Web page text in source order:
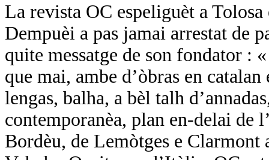
La revista OC espeliguèt a
Dempuèi a pas jamai arrestat de
quite messatge de son fondator :
que mai, ambe d’òbras en
lengas, balha, a bèl talh
contemporanèa, plan en-delai de
Bordèu, de Lemòtges e Clarmont